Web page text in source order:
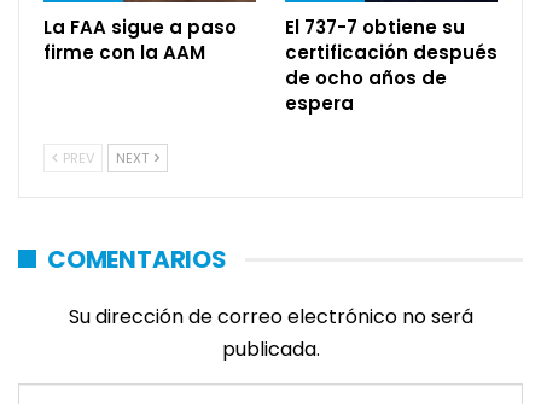
La FAA sigue a paso
firme con la AAM
El 737-7 obtiene su
certificación después
de ocho años de
espera
PREV NEXT
COMENTARIOS
Su dirección de correo electrónico no será
publicada.